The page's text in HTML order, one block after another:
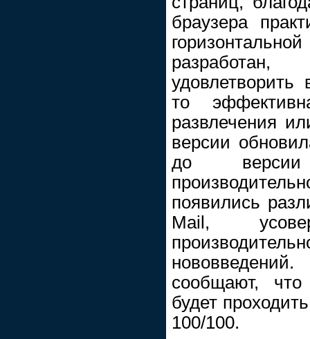
браузера
то
развлечения
версии
до
появились
Mail,
сообщают,
будет
100/100.